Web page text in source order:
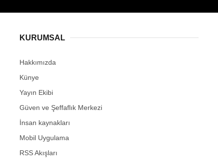
KURUMSAL
Hakkımızda
Künye
Yayın Ekibi
Güven ve Şeffaflık Merkezi
İnsan kaynakları
Mobil Uygulama
RSS Akışları